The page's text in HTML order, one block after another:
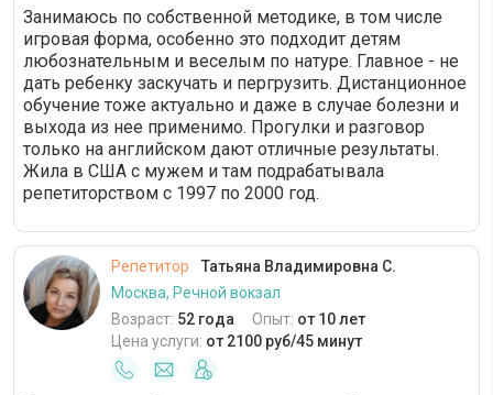
Занимаюсь по собственной методике, в том числе
игровая форма, особенно это подходит детям
любознательным и веселым по натуре. Главное - не
дать ребенку заскучать и пергрузить. Дистанционное
обучение тоже актуально и даже в случае болезни и
выхода из нее применимо. Прогулки и разговор
только на английском дают отличные результаты.
Жила в США с мужем и там подрабатывала
репетиторством с 1997 по 2000 год.
Репетитор
Татьяна Владимировна С.
Москва, Речной вокзал
Возраст: 52 года Опыт: от 10 лет
Цена услуги: от 2100 руб/45 минут